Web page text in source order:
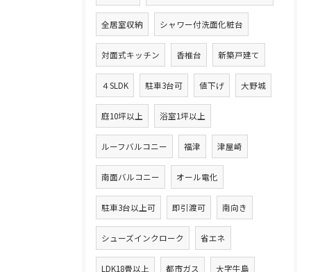
全居室収納 シャワー付洗面化粧台
対面式キッチン 香椎台 新築戸建て
４SLDK 駐車3台可 値下げ 大野城
庭10坪以上 浴室1坪以上
ルーフバルコニー 福津 津屋崎
南面バルコニー オール電化
駐車3台以上可 即引渡可 南向き
シューズインクローク 省エネ
LDK18畳以上 都市ガス 大字牛島